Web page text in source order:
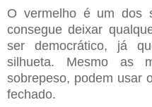
O vermelho é um dos
consegue deixar
ser democrático, já
silhueta. Mesmo as
sobrepeso, podem usar
fechado.